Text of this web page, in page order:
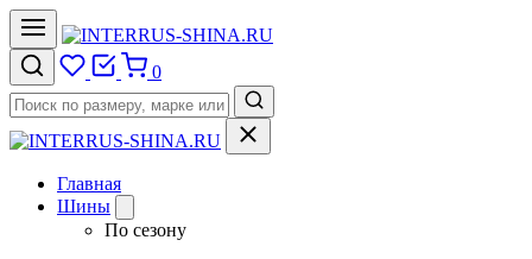
0
Главная
Шины
По сезону